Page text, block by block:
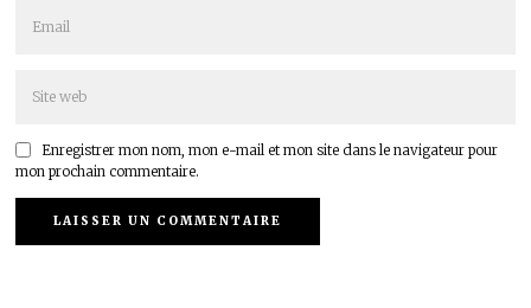
Enregistrer mon nom, mon e-mail et mon site dans le navigateur pour
mon prochain commentaire.